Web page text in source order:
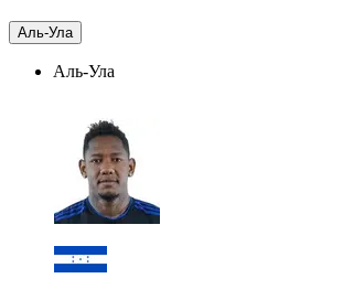
Аль-Ула
Аль-Ула